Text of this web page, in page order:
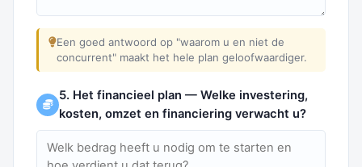
Een goed antwoord op "waarom u en niet de
concurrent" maakt het hele plan geloofwaardiger.
5. Het financieel plan — Welke investering,
kosten, omzet en financiering verwacht u?